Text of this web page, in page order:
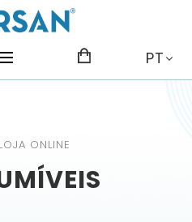
PT
LOJA ONLINE